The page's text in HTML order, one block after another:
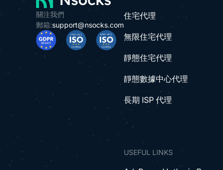
關注我們
郵箱:support@nsocks.com
住宅代理
無限住宅代理
靜態住宅代理
靜態數據中心代理
長期 ISP 代理
USEFUL LINKS